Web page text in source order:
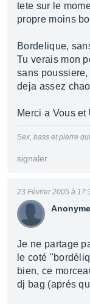
tete sur le
propre moins
Bordelique,
Tu verais mon
sans
deja assez
Merci a Vous et
Sex, bass et pierre
signaler
Anonyme
23 Février 2005 à
Je ne partage
le coté
bien, ce
dj bag (aprés